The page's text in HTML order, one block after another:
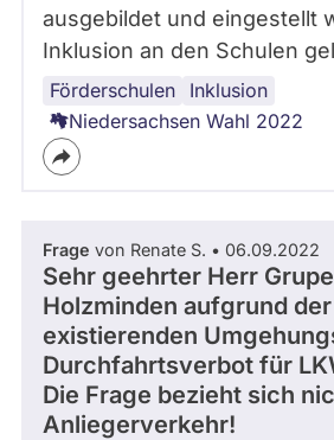
ausgebildet und eingestellt
Inklusion an den Schulen
Förderschulen Inklusion
Niedersachsen
Lehrermangel
Schulpolitik
Bildungspolitik
Niedersachsen Wahl 2022
Frage von Renate S. • 06.09.2022
Sehr geehrter Herr
Holzminden aufgrund der
existierenden
Durchfahrtsverbot für
Die Frage bezieht sich
Anliegerverkehr!